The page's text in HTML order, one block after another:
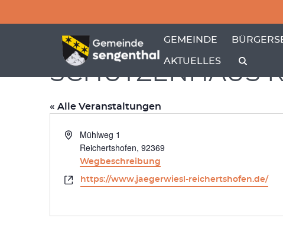
GEMEINDE
ZEIGE MENÜ- ZEIGE
AKTUELLES
SCHÜTZENHAUS
« Alle Veranstaltungen
AdresseMühlweg 1
Reichertshofen, 92369
Wegbeschreibung
Webseitehttps://www.jaegerwiesl-reichertshofen.de/